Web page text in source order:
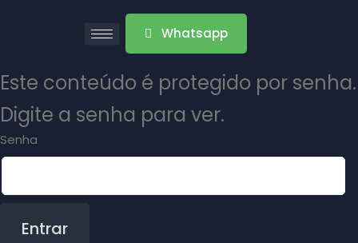
Whatsapp
Este conteúdo é protegido por senha.
Digite a senha para ver.
Senha